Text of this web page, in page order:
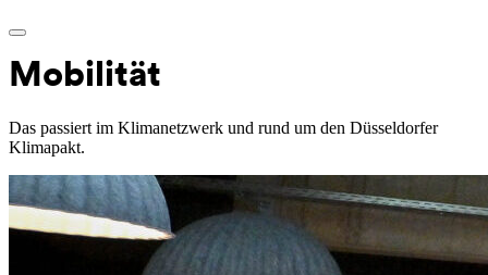
to
content
Mobilität
Das passiert im Klimanetzwerk und rund um den Düsseldorfer
Klimapakt.